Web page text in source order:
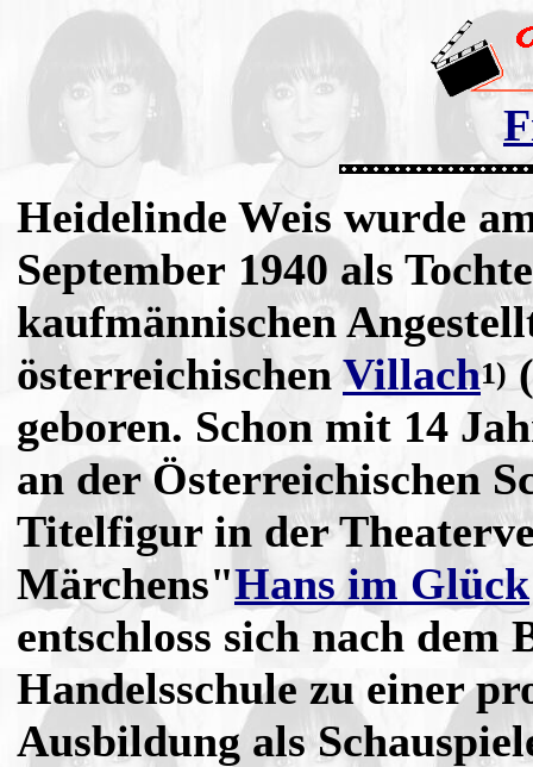
Heidelinde Weis wurde
September 1940 als
kaufmännischen
österreichischen Villach1)
geboren. Schon mit 14
an der Österreichischen
Titelfigur in der
Märchens"Hans im Glück
entschloss sich nach dem
Handelsschule zu einer
Ausbildung als